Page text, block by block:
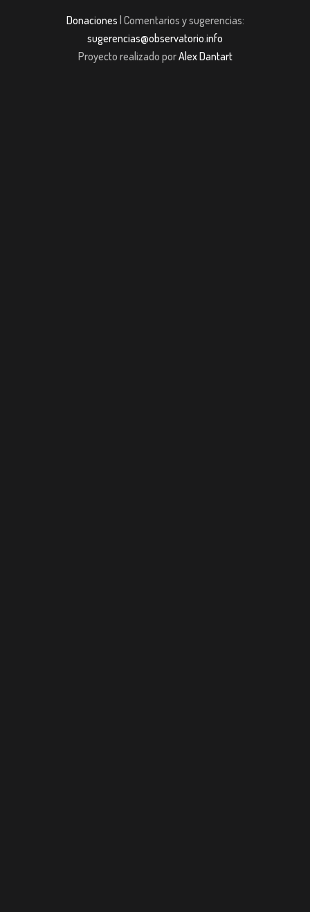
Donaciones | Comentarios y sugerencias:
sugerencias@observatorio.info
Proyecto realizado porAlex Dantart